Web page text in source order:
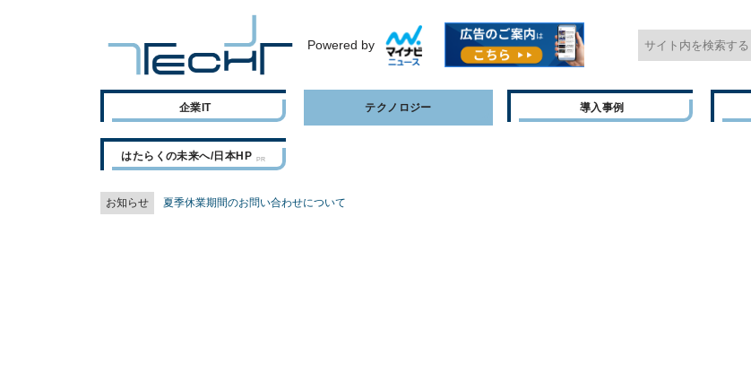
Powered by
企業IT テクノロジー 導入事例
はたらくの未来へ/日本HP
お知らせ 夏季休業期間のお問い合わせについて